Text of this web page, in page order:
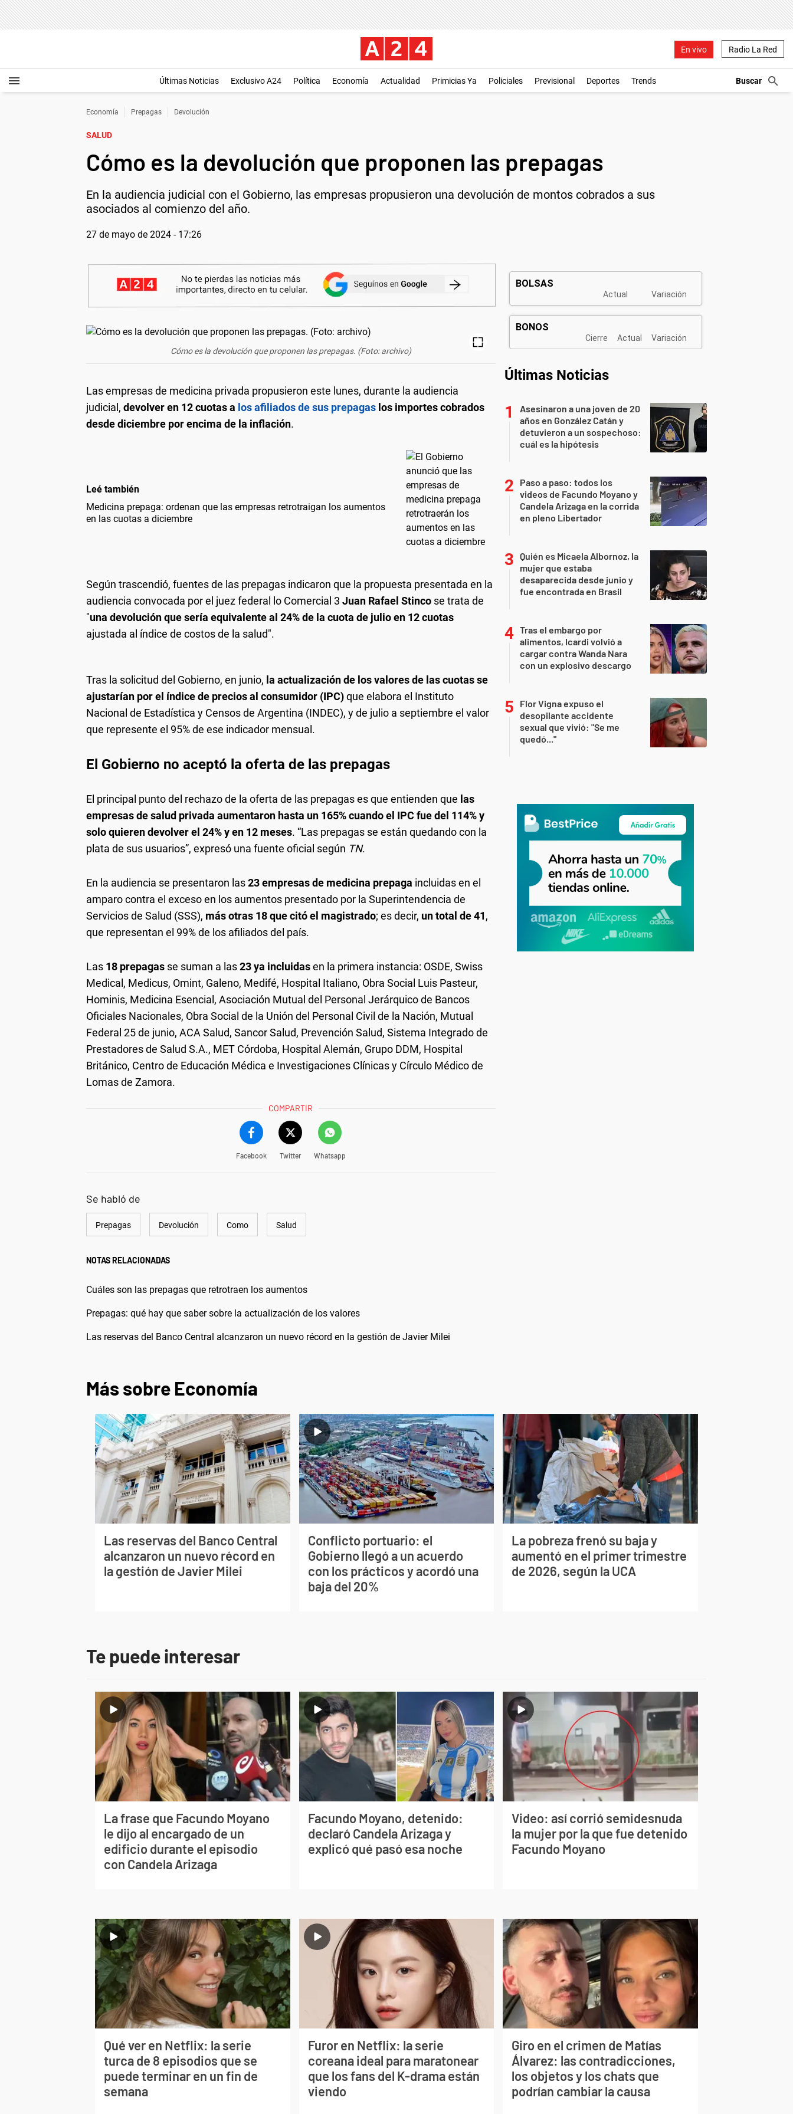
En vivo Radio La Red
Últimas Noticias Exclusivo A24 Política Economía Actualidad Primicias Ya Policiales Previsional Deportes Trends
Economía Prepagas Devolución
SALUD
Cómo es la devolución que proponen las prepagas
En la audiencia judicial con el Gobierno, las empresas propusieron una devolución de montos cobrados a sus
asociados al comienzo del año.
27 de mayo de 2024 - 17:26
Cómo es la devolución que proponen las prepagas. (Foto: archivo)
Las empresas de medicina privada propusieron este lunes, durante la audiencia
judicial, devolver en 12 cuotas a los afiliados de sus prepagas los importes cobrados
desde diciembre por encima de la inflación.
Leé también
Medicina prepaga: ordenan que las empresas retrotraigan los aumentos
en las cuotas a diciembre
Según trascendió, fuentes de las prepagas indicaron que la propuesta presentada en la
audiencia convocada por el juez federal lo Comercial 3 Juan Rafael Stinco se trata de
"una devolución que sería equivalente al 24% de la cuota de julio en 12 cuotas
ajustada al índice de costos de la salud".
Tras la solicitud del Gobierno, en junio, la actualización de los valores de las cuotas se
ajustarían por el índice de precios al consumidor (IPC)que elabora el Instituto
Nacional de Estadística y Censos de Argentina (INDEC), y de julio a septiembre el valor
que represente el 95% de ese indicador mensual.
El Gobierno no aceptó la oferta de las prepagas
El principal punto del rechazo de la oferta de las prepagas es que entienden que las
empresas de salud privada aumentaron hasta un 165% cuando el IPC fue del 114% y
solo quieren devolver el 24% y en 12 meses. “Las prepagas se están quedando con la
plata de sus usuarios”, expresó una fuente oficial según TN.
En la audiencia se presentaron las23 empresas de medicina prepaga incluidas en el
amparo contra el exceso en los aumentos presentado por la Superintendencia de
Servicios de Salud (SSS), más otras 18 que citó el magistrado; es decir, un total de 41,
que representan el 99% de los afiliados del país.
Las 18 prepagas se suman a las23 ya incluidasen la primera instancia: OSDE, Swiss
Medical, Medicus, Omint, Galeno, Medifé, Hospital Italiano, Obra Social Luis Pasteur,
Hominis, Medicina Esencial, Asociación Mutual del Personal Jerárquico de Bancos
Oficiales Nacionales, Obra Social de la Unión del Personal Civil de la Nación, Mutual
Federal 25 de junio, ACA Salud, Sancor Salud, Prevención Salud, Sistema Integrado de
Prestadores de Salud S.A., MET Córdoba, Hospital Alemán, Grupo DDM, Hospital
Británico, Centro de Educación Médica e Investigaciones Clínicas y Círculo Médico de
Lomas de Zamora.
COMPARTIR
Facebook Twitter Whatsapp
Se habló de
Prepagas Devolución Como Salud
NOTAS RELACIONADAS
Cuáles son las prepagas que retrotraen los aumentos
Prepagas: qué hay que saber sobre la actualización de los valores
Las reservas del Banco Central alcanzaron un nuevo récord en la gestión de Javier Milei
Últimas Noticias
Asesinaron a una joven de 20
años en González Catán y
detuvieron a un sospechoso:
cuál es la hipótesis
Paso a paso: todos los
videos de Facundo Moyano y
Candela Arizaga en la corrida
en pleno Libertador
Quién es Micaela Albornoz, la
mujer que estaba
desaparecida desde junio y
fue encontrada en Brasil
Tras el embargo por
alimentos, Icardi volvió a
cargar contra Wanda Nara
con un explosivo descargo
Flor Vigna expuso el
desopilante accidente
sexual que vivió: "Se me
quedó..."
Más sobre Economía
Las reservas del Banco Central
alcanzaron un nuevo récord en
la gestión de Javier Milei
Conflicto portuario: el
Gobierno llegó a un acuerdo
con los prácticos y acordó una
baja del 20%
La pobreza frenó su baja y
aumentó en el primer trimestre
de 2026, según la UCA
Te puede interesar
La frase que Facundo Moyano
le dijo al encargado de un
edificio durante el episodio
con Candela Arizaga
Facundo Moyano, detenido:
declaró Candela Arizaga y
explicó qué pasó esa noche
Video: así corrió semidesnuda
la mujer por la que fue detenido
Facundo Moyano
Qué ver en Netflix: la serie
turca de 8 episodios que se
puede terminar en un fin de
semana
Furor en Netflix: la serie
coreana ideal para maratonear
que los fans del K-drama están
viendo
Giro en el crimen de Matías
Álvarez: las contradicciones,
los objetos y los chats que
podrían cambiar la causa